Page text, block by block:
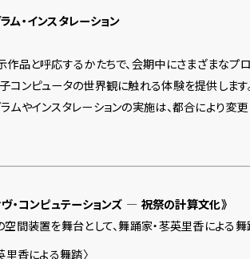
ム・インスタレーション
作品と呼応するかたちで、会期中にさまざまなプ
コンピュータの世界観に触れる体験を提供します
やインスタレーションの実施は、都合により変更
ヴ・コンピュテーションズ ― 祝祭の計算文化》
空間装置を舞台として、舞踊家・苳英里香による
里香による舞踏〉